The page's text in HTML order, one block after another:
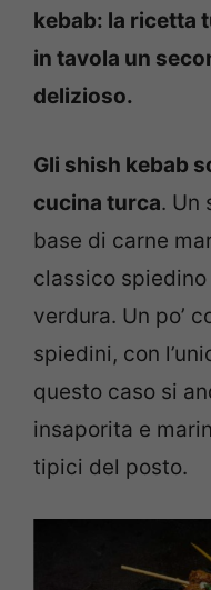
kebab: la ricetta
in tavola un
delizioso.
Gli shish kebab
cucina turca. Un
base di carne
classico
verdura. Un po’
spiedini, con
questo caso si
insaporita e
tipici del posto.